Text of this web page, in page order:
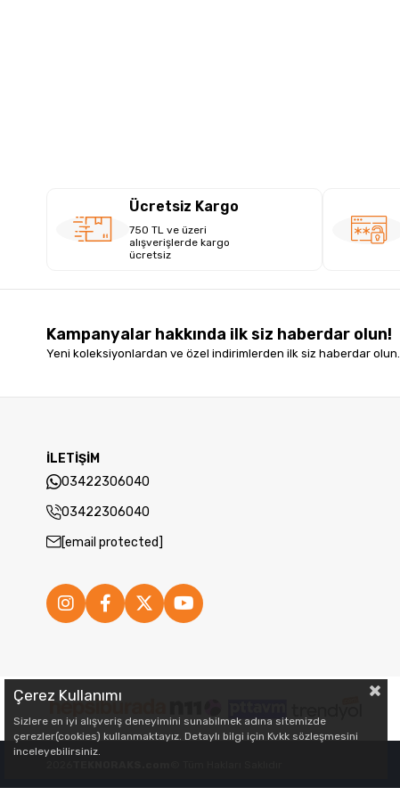
Ücretsiz Kargo
750 TL ve üzeri
alışverişlerde kargo
ücretsiz
Kampanyalar hakkında ilk siz haberdar olun!
Yeni koleksiyonlardan ve özel indirimlerden ilk siz haberdar olun.
İLETİŞİM
03422306040
03422306040
[email protected]
Çerez Kullanımı
Sizlere en iyi alışveriş deneyimini sunabilmek adına sitemizde
çerezler(cookies) kullanmaktayız. Detaylı bilgi için Kvkk sözleşmesini
inceleyebilirsiniz.